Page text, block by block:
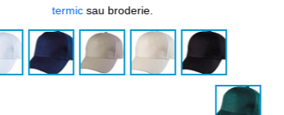
termicsau broderie.